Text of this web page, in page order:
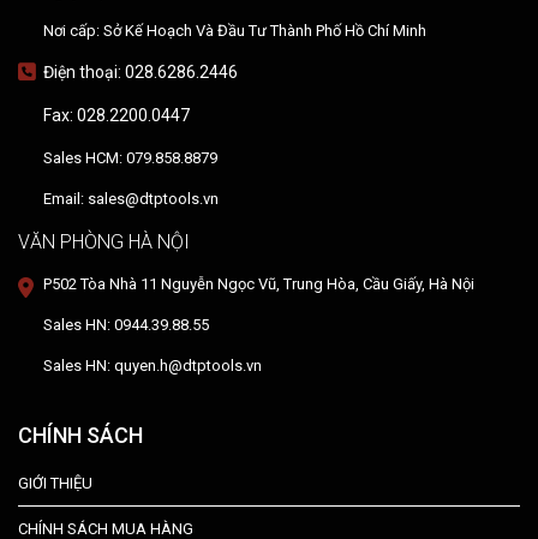
Nơi cấp: Sở Kế Hoạch Và Đầu Tư Thành Phố Hồ Chí Minh
Điện thoại: 028.6286.2446
Fax: 028.2200.0447
Sales HCM: 079.858.8879
Email: sales@dtptools.vn
VĂN PHÒNG HÀ NỘI
P502 Tòa Nhà 11 Nguyễn Ngọc Vũ, Trung Hòa, Cầu Giấy, Hà Nội
Sales HN: 0944.39.88.55
Sales HN: quyen.h@dtptools.vn
CHÍNH SÁCH
GIỚI THIỆU
CHÍNH SÁCH MUA HÀNG